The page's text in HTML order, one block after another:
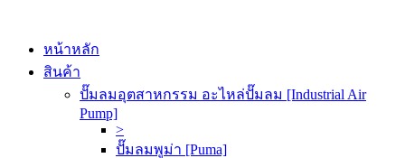
หน้าหลัก
สินค้า
ปั๊มลมอุตสาหกรรม อะไหล่ปั๊มลม [Industrial Air
Pump]
>
ปั๊มลมพูม่า [Puma]